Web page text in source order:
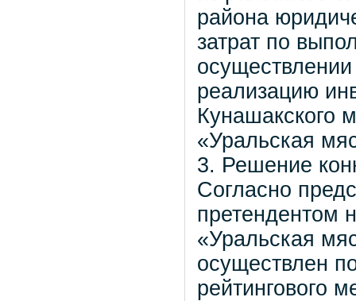
района
затрат по
реализацию
Кунашакского
«Уральская
3. Решение
Согласно
претендентом
«Уральская
осуществлен
рейтингового